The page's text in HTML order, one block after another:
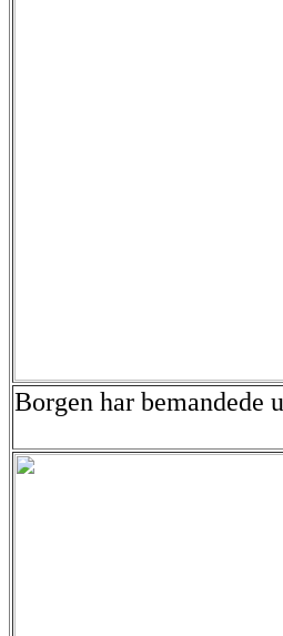
Borgen har bemandede